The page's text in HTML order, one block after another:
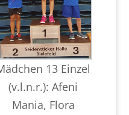
13 Einzel
(v.l.n.r.): Afeni
Mania, Flora